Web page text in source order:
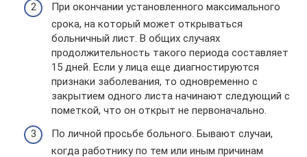
При окончании установленного максимального
срока, на который может открываться
больничный лист. В общих случаях
продолжительность такого периода составляет
15 дней. Если у лица еще диагностируются
признаки заболевания, то одновременно с
закрытием одного листа начинают следующий с
пометкой, что он открыт не первоначально.
По личной просьбе больного. Бывают случаи,
когда работнику по тем или иным причинам